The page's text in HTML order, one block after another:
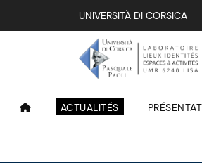
UNIVERSITÀ DI CORSICA
ACTUALITÉS